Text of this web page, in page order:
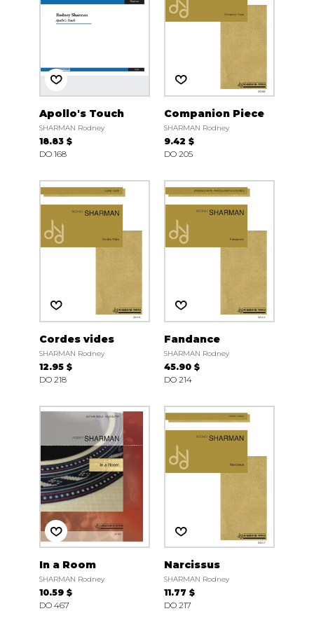
Apollo's Touch
SHARMAN Rodney
18.83 $
DO 168
Companion Piece
SHARMAN Rodney
9.42 $
DO 205
Cordes vides
SHARMAN Rodney
12.95 $
DO 218
Fandance
SHARMAN Rodney
45.90 $
DO 214
In a Room
SHARMAN Rodney
10.59 $
DO 467
Narcissus
SHARMAN Rodney
11.77 $
DO 217